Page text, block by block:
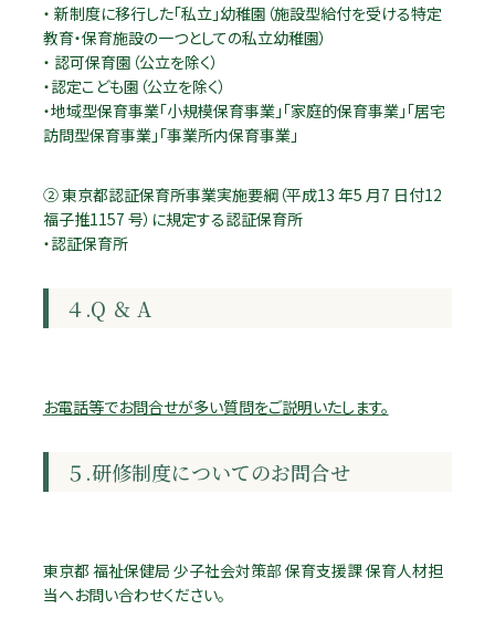
・ 新制度に移行した「私立」幼稚園（施設型給付を受ける特定
教育・保育施設の一つとしての私立幼稚園）
・ 認可保育園（公立を除く）
・認定こども園（公立を除く）
・地域型保育事業「小規模保育事業」「家庭的保育事業」「居宅
訪問型保育事業」「事業所内保育事業」
② 東京都認証保育所事業実施要綱（平成13 年5 月7 日付12
福子推1157 号）に規定する認証保育所
・認証保育所
４.Q ＆ A
お電話等でお問合せが多い質問をご説明いたします。
５.研修制度についてのお問合せ
東京都 福祉保健局 少子社会対策部 保育支援課 保育人材担
当へお問い合わせください。